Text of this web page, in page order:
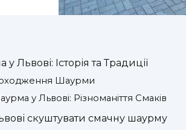
Львові: Історія та Традиції
Шаурми
у Львові: Різноманіття Смаків
скуштувати смачну шаурму